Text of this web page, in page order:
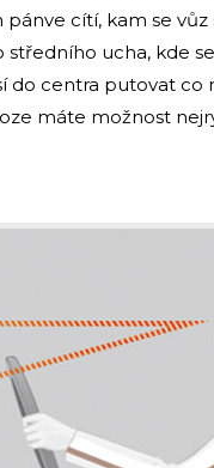
cítí, kam se
středního ucha, kde
do centra putovat co
máte možnost